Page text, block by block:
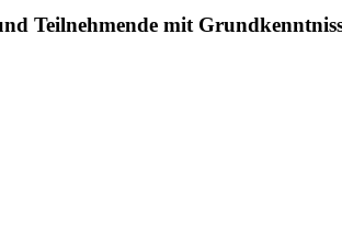
Teilnehmende mit